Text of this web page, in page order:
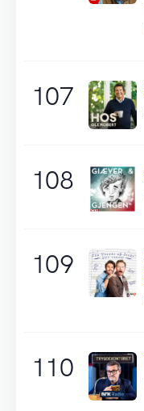
107
108
109
110